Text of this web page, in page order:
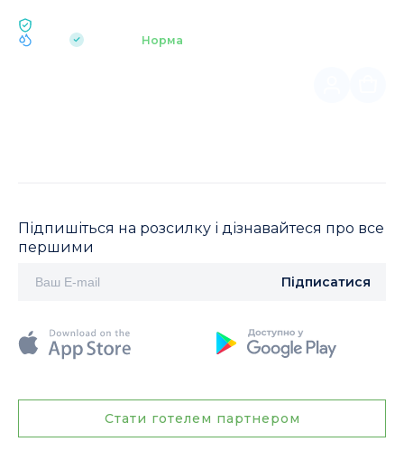
| Норма
Підпишіться на розсилку і дізнавайтеся про все
першими
Підписатися
Стати готелем партнером